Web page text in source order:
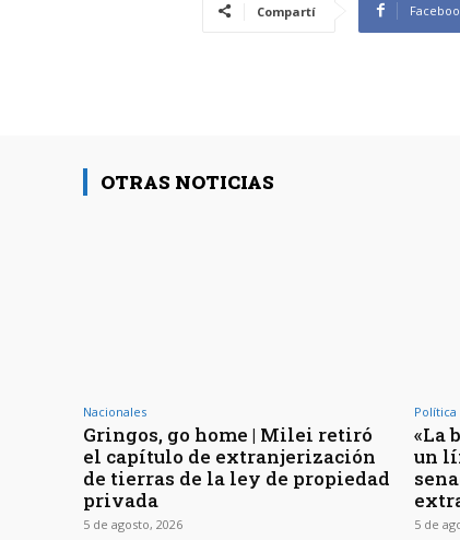
Compartí
OTRAS NOTICIAS
Nacionales
Gringos, go home | Milei retiró
el capítulo de extranjerización
de tierras de la ley de propiedad
privada
5 de agosto, 2026
Política
«La
un
5 de